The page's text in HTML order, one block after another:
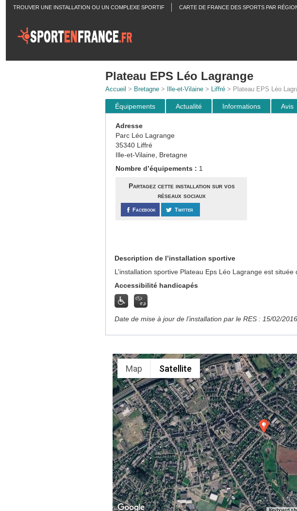
TROUVER UNE INSTALLATION OU UN COMPLEXE SPORTIF CARTE DE FRANCE DES SPORTS PAR
Plateau EPS Léo Lagrange
Accueil > Bretagne> Ille-et-Vilaine> Liffré> Plateau EPS Léo
Équipements Actualité Informations Avis
Adresse
Parc Léo Lagrange
35340 Liffré
Ille-et-Vilaine, Bretagne
Nombre d’équipements : 1
Partagez cette installation sur vos
réseaux sociaux
Facebook Twitter
Description de l’installation sportive
L’installation sportive Plateau Eps Léo Lagrange est
Accessibilité handicapés
Date de mise à jour de l’installation par le RES : 15/02/2016
Map Satellite